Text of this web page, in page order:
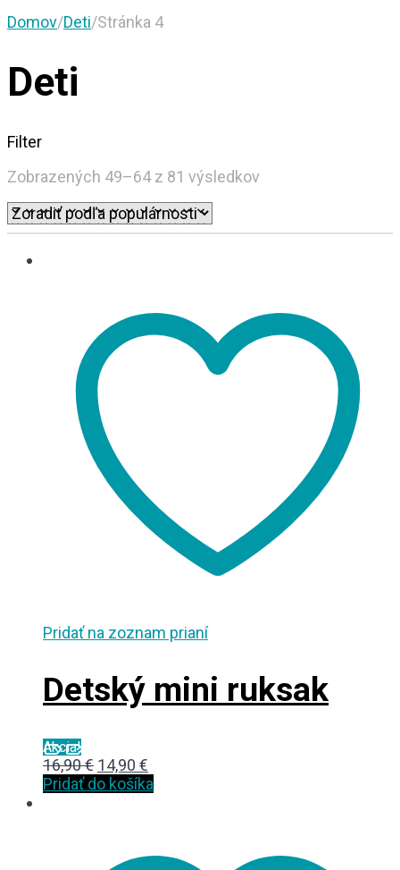
Domov/Deti/Stránka 4
Deti
Filter
Zobrazených 49–64 z 81 výsledkov
Pridať na zoznam prianí
Detský mini ruksak
Akcia!
16,90€ Original
price
14,90 €
price
Pridať do košíka